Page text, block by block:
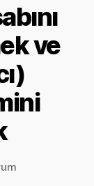
ve